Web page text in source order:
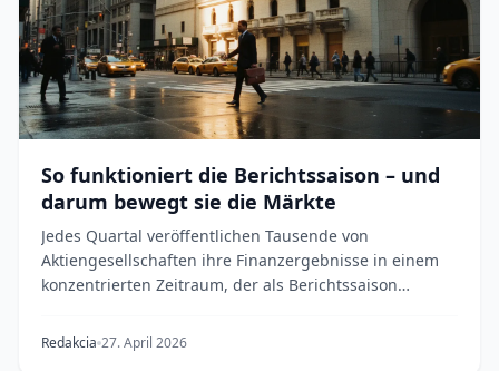
So funktioniert die Berichtssaison – und
darum bewegt sie die Märkte
Jedes Quartal veröffentlichen Tausende von
Aktiengesellschaften ihre Finanzergebnisse in einem
konzentrierten Zeitraum, der als Berichtssaison
Redakcia 27. April 2026